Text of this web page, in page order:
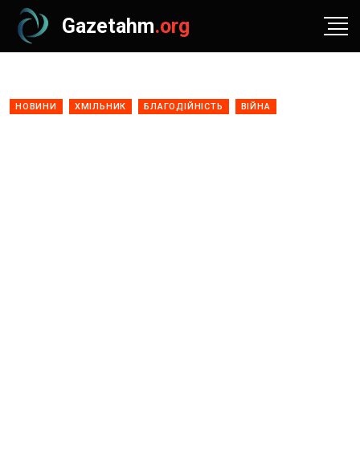
Gazetahm.org
НОВИНИ ХМІЛЬНИК БЛАГОДІЙНІСТЬ ВІЙНА